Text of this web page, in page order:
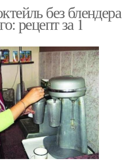
без блендера
рецепт за 1